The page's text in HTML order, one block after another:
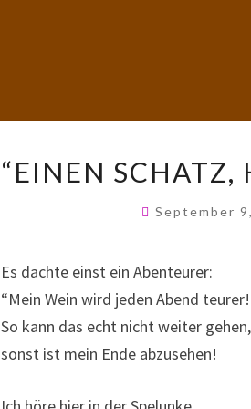
“EINEN SCHATZ,
September
Es dachte einst ein Abenteurer:
“Mein Wein wird jeden Abend teurer!
So kann das echt nicht weiter gehen,
sonst ist mein Ende abzusehen!